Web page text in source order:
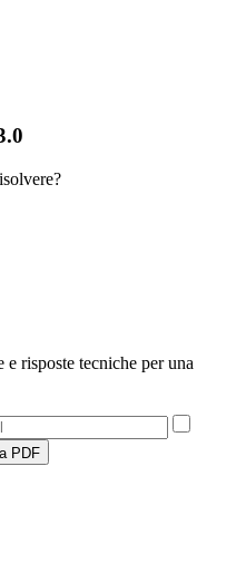
risposte tecniche per una
PDF